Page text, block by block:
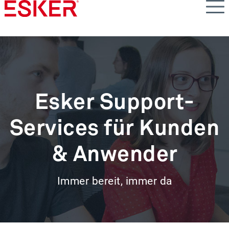
Skip
to
content
Esker Support-
Services für Kunden
& Anwender
Immer bereit, immer da